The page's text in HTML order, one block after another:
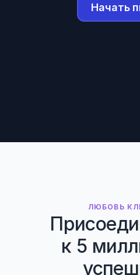
Начать
ЛЮБОВЬ
к 5